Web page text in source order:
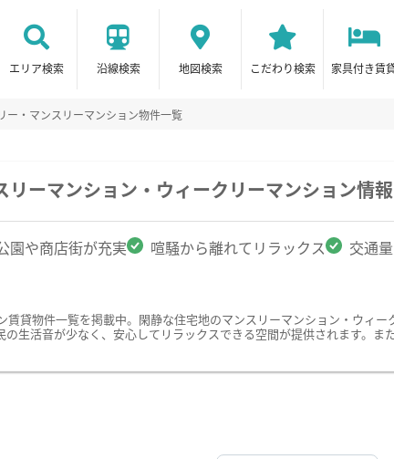
エリア検索 沿線検索 地図検索 こだわり検索 家具付き賃
ー・マンスリーマンション物件一覧
ーマンション・ウィークリーマンション情報
園や商店街が充実 喧騒から離れてリラックス
交通
貸物件一覧を掲載中。閑静な住宅地のマンスリーマンション・ウィ
生活音が少なく、安心してリラックスできる空間が提供されます。ま